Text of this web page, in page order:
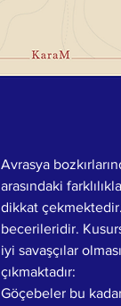
Avrasya
arasındaki
dikkat
becerileridir.
iyi savaşçılar
çıkmaktadır:
Göçebeler bu